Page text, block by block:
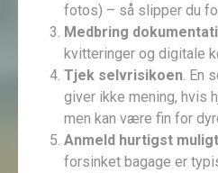
fotos) – så slipper du
Medbring
kvitteringer og digitale
Tjek selvrisikoen . En
giver ikke mening, hvis
men kan være fin for
Anmeld hurtigst muligt
forsinket bagage er